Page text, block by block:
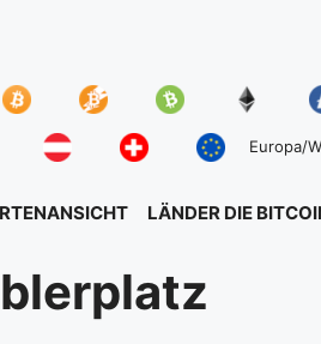
Europa/
LÄNDER DIE